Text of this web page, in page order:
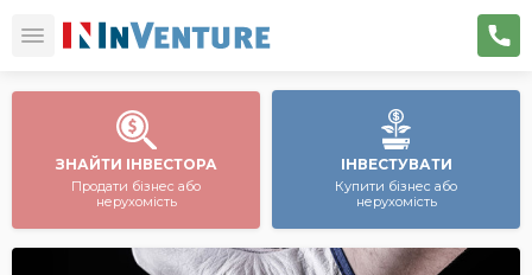
ЗНАЙТИ ІНВЕСТОРА
Продати бізнес або
нерухомість
ІНВЕСТУВАТИ
Купити бізнес або
нерухомість